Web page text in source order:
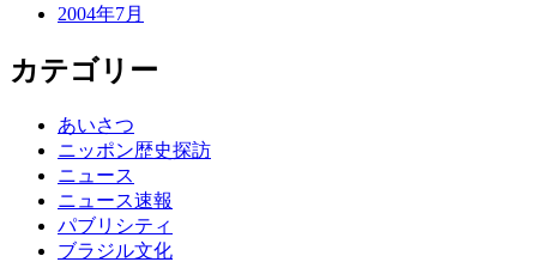
2004年7月
カテゴリー
あいさつ
ニッポン歴史探訪
ニュース
ニュース速報
パブリシティ
ブラジル文化